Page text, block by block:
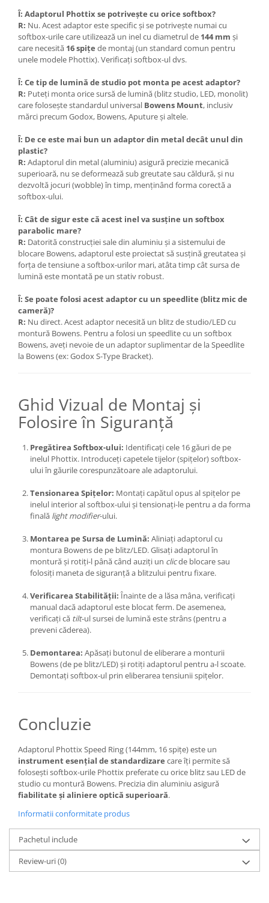
Umbrele
Corturi si mese pt. fotografia de
produs
Declansatoare Radio si Infrarosu
Huse si genti pentru studio
Becuri si lampa blitz studio
Suruburi si piulite, adaptoare de
trecere
Calibrare expunere
Imprimante si Consumabile
Cartuse si cerneluri
Scannere Documente
Hartie foto
Filme foto si scanere film
Materiale foto alb-negru
Aparate foto unica folosinta
Filme instant FUJI INSTAX
Chimicale developare film alb-
negru
negative 35mm alb-negru
negative 35mm color
negative late 120mm color
Scanere Film
Binocluri, Lupe si Telescoape
Binocluri
Accesorii pentru Lunete si
Telescoape
Aparate de colectie
Aparate foto de colectie reflex,
format 24x36mm
Aparate foto de colectie, cu burduf
laterala
Aparate foto de colectie TLR -
Aparate foto de colectie -
Accesorii pt. aparate foto de
colectie
Aparate de colectie de tip Box-
Camera
Reviste, carti si software
Second Hand
Aparate foto SECOND HAND
Aparate foto Mirrorless (SH)
Î: Adaptorul Phottix se potrivește cu orice softbox?
R: Nu. Acest adaptor este specific și se potrivește numai cu
softbox-urile care utilizează un inel cu diametrul de 144 mm și
care necesită 16 spițe de montaj (un standard comun pentru
unele modele Phottix). Verificați softbox-ul dvs.
Î: Ce tip de lumină de studio pot monta pe acest adaptor?
R: Puteți monta orice sursă de lumină (blitz studio, LED, monolit)
care folosește standardul universal Bowens Mount, inclusiv
mărci precum Godox, Bowens, Aputure și altele.
Î: De ce este mai bun un adaptor din metal decât unul din
plastic?
R: Adaptorul din metal (aluminiu) asigură precizie mecanică
superioară, nu se deformează sub greutate sau căldură, și nu
dezvoltă jocuri (wobble) în timp, menținând forma corectă a
softbox-ului.
Î: Cât de sigur este că acest inel va susține un softbox
parabolic mare?
R: Datorită construcției sale din aluminiu și a sistemului de
blocare Bowens, adaptorul este proiectat să susțină greutatea și
forța de tensiune a softbox-urilor mari, atâta timp cât sursa de
lumină este montată pe un stativ robust.
Î: Se poate folosi acest adaptor cu un speedlite (blitz mic de
cameră)?
R: Nu direct. Acest adaptor necesită un blitz de studio/LED cu
montură Bowens. Pentru a folosi un speedlite cu un softbox
Bowens, aveți nevoie de un adaptor suplimentar de la Speedlite
la Bowens (ex: Godox S-Type Bracket).
Ghid Vizual de Montaj și
Folosire în Siguranță
Pregătirea Softbox-ului: Identificați cele 16 găuri de pe
inelul Phottix. Introduceți capetele tijelor (spițelor) softbox-
ului în găurile corespunzătoare ale adaptorului.
Tensionarea Spițelor: Montați capătul opus al spițelor pe
inelul interior al softbox-ului și tensionați-le pentru a da forma
finală light modifier-ului.
Montarea pe Sursa de Lumină: Aliniați adaptorul cu
montura Bowens de pe blitz/LED. Glisați adaptorul în
montură și rotiți-l până când auziți un clicde blocare sau
folosiți maneta de siguranță a blitzului pentru fixare.
Verificarea Stabilității: Înainte de a lăsa mâna, verificați
manual dacă adaptorul este blocat ferm. De asemenea,
verificați că tilt-ul sursei de lumină este strâns (pentru a
preveni căderea).
Demontarea: Apăsați butonul de eliberare a monturii
Bowens (de pe blitz/LED) și rotiți adaptorul pentru a-l scoate.
Demontați softbox-ul prin eliberarea tensiunii spițelor.
Concluzie
Adaptorul Phottix Speed Ring (144mm, 16 spițe) este un
instrument esențial de standardizare care îți permite să
folosești softbox-urile Phottix preferate cu orice blitz sau LED de
studio cu montură Bowens. Precizia din aluminiu asigură
fiabilitate și aliniere optică superioară.
Informatii conformitate produs
Pachetul include
Review-uri(0)